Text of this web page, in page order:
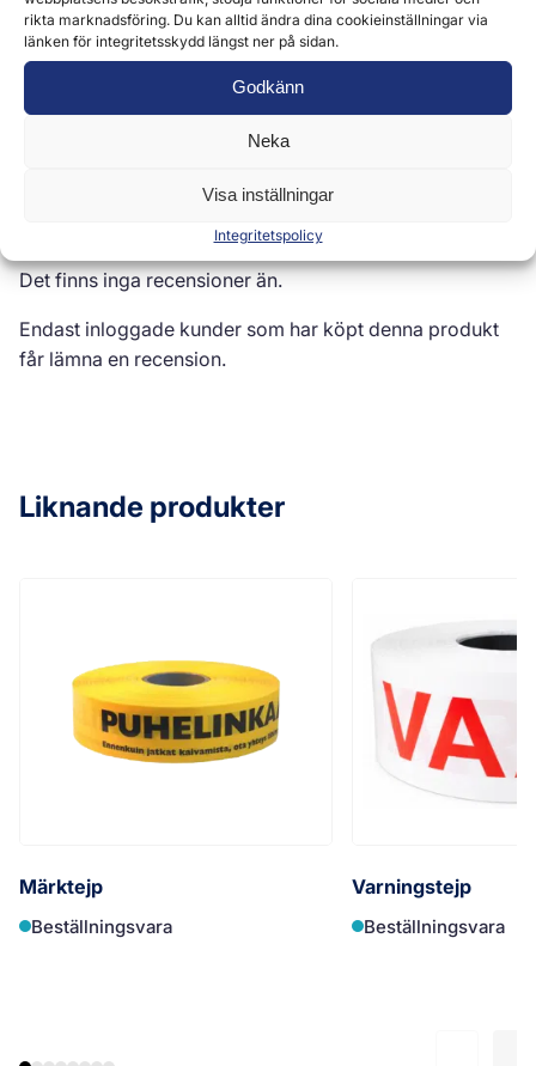
rikta marknadsföring. Du kan alltid ändra dina cookieinställningar via
länken för integritetsskydd längst ner på sidan.
Godkänn
Neka
Visa inställningar
Integritetspolicy
Recensioner (0)
Det finns inga recensioner än.
Endast inloggade kunder som har köpt denna produkt
får lämna en recension.
Liknande produkter
Märktejp
Beställningsvara
Varningstejp
Beställningsvara